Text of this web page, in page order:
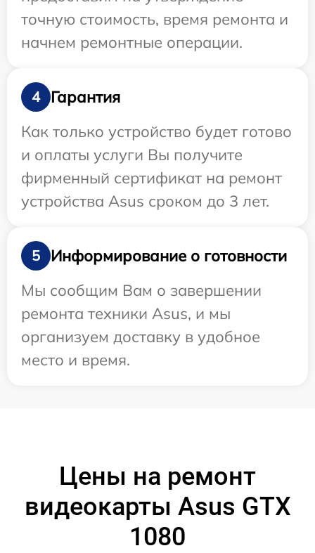
точную стоимость, время ремонта и
начнем ремонтные операции.
4
Гарантия
Как только устройство будет готово
и оплаты услуги Вы получите
фирменный сертификат на ремонт
устройства Asus сроком до 3 лет.
5
Информирование о готовности
Мы сообщим Вам о завершении
ремонта техники Asus, и мы
организуем доставку в удобное
место и время.
Цены на ремонт
видеокарты Asus GTX
1080